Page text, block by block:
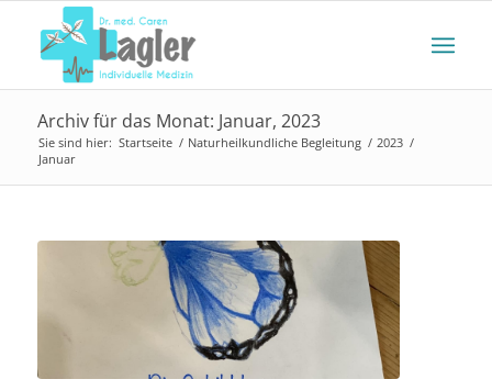
Archiv für das Monat: Januar, 2023
Sie sind hier: Startseite / Naturheilkundliche Begleitung / 2023 /
Januar